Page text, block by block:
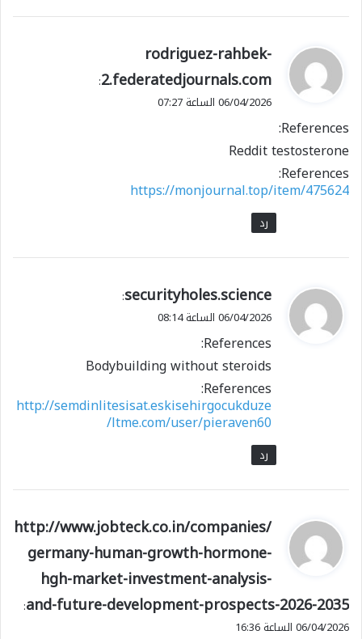
ي
و
ل
rodriguez-rahbek-
2.federatedjournals.com
:
06/04/2026 الساعة 07:27
References:
Reddit testosterone
References:
https://monjournal.top/item/475624
رد
ي
ق
ل
securityholes.science
:
06/04/2026 الساعة 08:14
References:
Bodybuilding without steroids
References:
http://semdinlitesisat.eskisehirgocukduze
ltme.com/user/pieraven60/
رد
ي
و
ل
http://www.jobteck.co.in/companies/
germany-human-growth-hormone-
hgh-market-investment-analysis-
and-future-development-prospects-2026-2035
:
06/04/2026 الساعة 16:36